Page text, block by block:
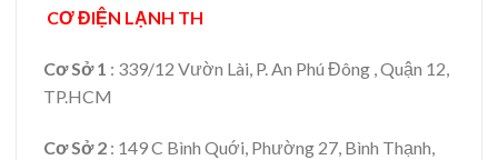
CƠ ĐIỆN LẠNH TH
Cơ Sở 1 : 339/12 Vườn Lài, P. An Phú Đông , Quận 12,
TP.HCM
Cơ Sở 2 : 149 C Bình Quới, Phường 27, Bình Thạnh,